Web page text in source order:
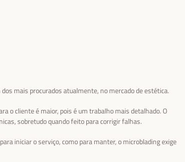
mais procurados atualmente, no mercado de estética.
o cliente é maior, pois é um trabalho mais detalhado. O
sobretudo quando feito para corrigir falhas.
iniciar o serviço, como para manter, o microblading exige